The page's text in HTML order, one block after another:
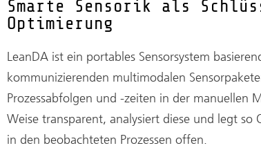
Smarte Sensorik als
Optimierung
LeanDA ist ein portables Sensorsystem
kommunizierenden multimodalen
Prozessabfolgen und -zeiten in der manuellen
Weise transparent, analysiert diese und legt so
in den beobachteten Prozessen offen.